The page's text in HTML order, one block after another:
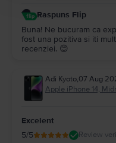
Raspuns Flip
Buna! Ne bucuram ca
fost una pozitiva si iti
recenziei. 😊
Adi Kyoto,07 Aug
Apple iPhone 14,
Excelent
5/5 Review